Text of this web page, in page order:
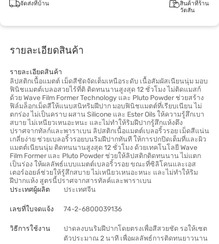
จัดส่งที่บ้าน
สินค้าที่ร้าน
วัตสัน
รายละเอียดสินค้า
รายละเอียดสินค้า
ลิปสติกเนื้อแมตต์ เม็ดสีชัดจัดเต็มเหนือระดับ เนื้อสัมผัสเนียนนุ่ม มอบ
ฟินิชแมตต์เบลอสวยไร้ที่ติ ติดทนนานสูงสุด 12 ชั่วโมง ไม่ติดแมสก์
ด้วย Wave Film Former Technology และ Pluto Powder ช่วยสร้าง
ฟิล์มล็อกเม็ดสีให้แนบสนิทริมฝีปาก มอบฟินิชแมตต์ที่เรียบเนียน ไม่
ตกร่อง ไม่เป็นคราบ ผสาน Silicone และ Ester Oils ให้ความรู้สึกเบา
สบาย ไม่เหนียวเหนอะหนะ และไม่ทำให้ริมฝีปากรู้สึกแห้งตึง
ปราศจากทัลก์และพาราเบน ลิปสติกเนื้อแมตต์เบลอริ้วรอย เม็ดสีแน่น
เกลี่ยง่าย ช่วยเบลอริ้วรอยบนริมฝีปากทันที ให้การปกปิดเต็มที่และผิว
แมตต์เนียนนุ่ม ติดทนนานสูงสุด 12 ชั่วโมง ด้วยเทคโนโลยี Wave
Film Former และ Pluto Powder ช่วยให้ลิปสติกติดทนนาน ไม่แตก
เป็นร่อง ให้ผลลัพธ์แบบแมตต์เบลอริ้วรอย ขณะที่ซิลิโคนและเอส
เตอร์ออยล์ช่วยให้รู้สึกสบาย ไม่เหนียวเหนอะหนะ และไม่ทำให้ริม
ฝีปากแห้ง สูตรนี้ปราศจากสารทัลค์และพาราเบน
ประเทศผู้ผลิต
ประเทศจีน
เลขที่ใบจดแจ้ง 74-2-6800039136
วิธีการใช้งาน
ปาดลงบนริมฝีปากโดยตรงเพื่อสีสวยชัด รอให้เซต
ตัวประมาณ 2 นาที เพื่อผลลัพธ์การติดทนยาวนาน